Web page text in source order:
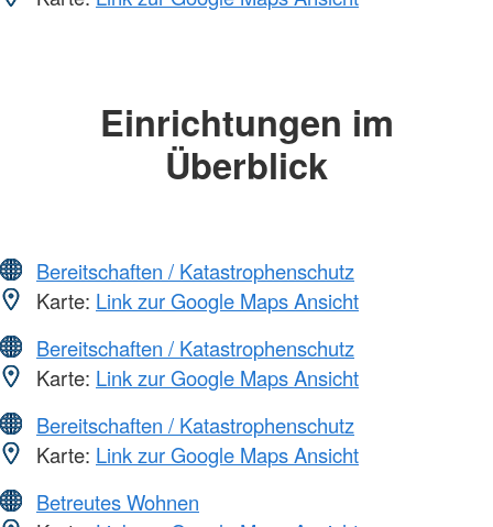
Einrichtungen im
Überblick
Bereitschaften / Katastrophenschutz
Karte: Link zur Google Maps Ansicht
Bereitschaften / Katastrophenschutz
Karte: Link zur Google Maps Ansicht
Bereitschaften / Katastrophenschutz
Karte: Link zur Google Maps Ansicht
Betreutes Wohnen